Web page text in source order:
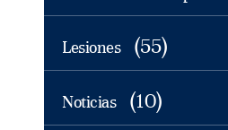
Lesiones (55)
Noticias (10)